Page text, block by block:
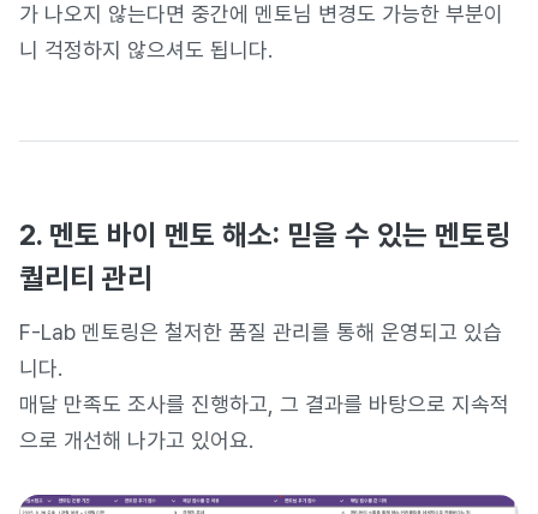
가 나오지 않는다면 중간에 멘토님 변경도 가능한 부분이
니 걱정하지 않으셔도 됩니다.
2. 멘토 바이 멘토 해소: 믿을 수 있는 멘토링
퀄리티 관리
F-Lab 멘토링은 철저한 품질 관리를 통해 운영되고 있습
니다.
매달 만족도 조사를 진행하고, 그 결과를 바탕으로 지속적
으로 개선해 나가고 있어요.